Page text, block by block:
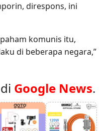
direspons, ini
komunis itu,
di beberapa negara,”
Google News.